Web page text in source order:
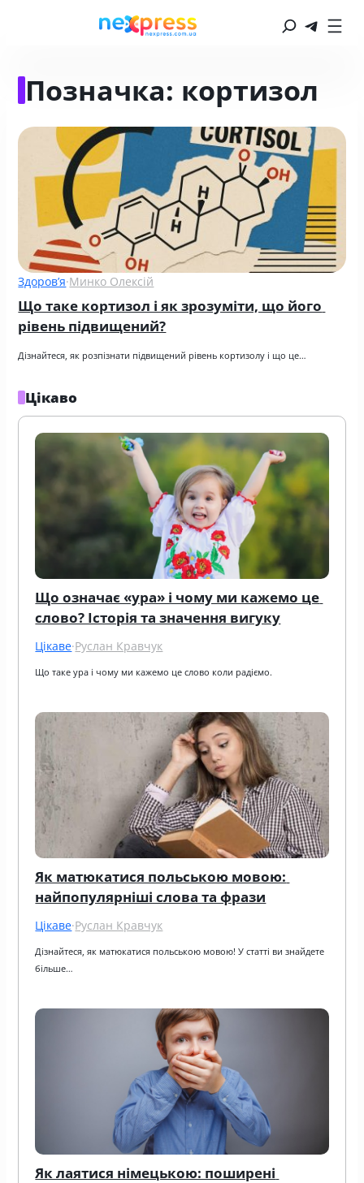
Позначка: кортизол
Здоров’я·Минко Олексій
Що таке кортизол і як зрозуміти, що його
рівень підвищений?
Дізнайтеся, як розпізнати підвищений рівень кортизолу і що це…
Цікаво
Що означає «ура» і чому ми кажемо це
слово? Історія та значення вигуку
Цікаве·Руслан Кравчук
Що таке ура і чому ми кажемо це слово коли радіємо.
Як матюкатися польською мовою:
найпопулярніші слова та фрази
Цікаве·Руслан Кравчук
Дізнайтеся, як матюкатися польською мовою! У статті ви знайдете
більше…
Як лаятися німецькою: поширені